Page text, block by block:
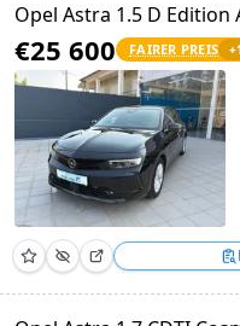
Opel Astra 1.5 D Edition
€25 600 FAIRER PREIS +